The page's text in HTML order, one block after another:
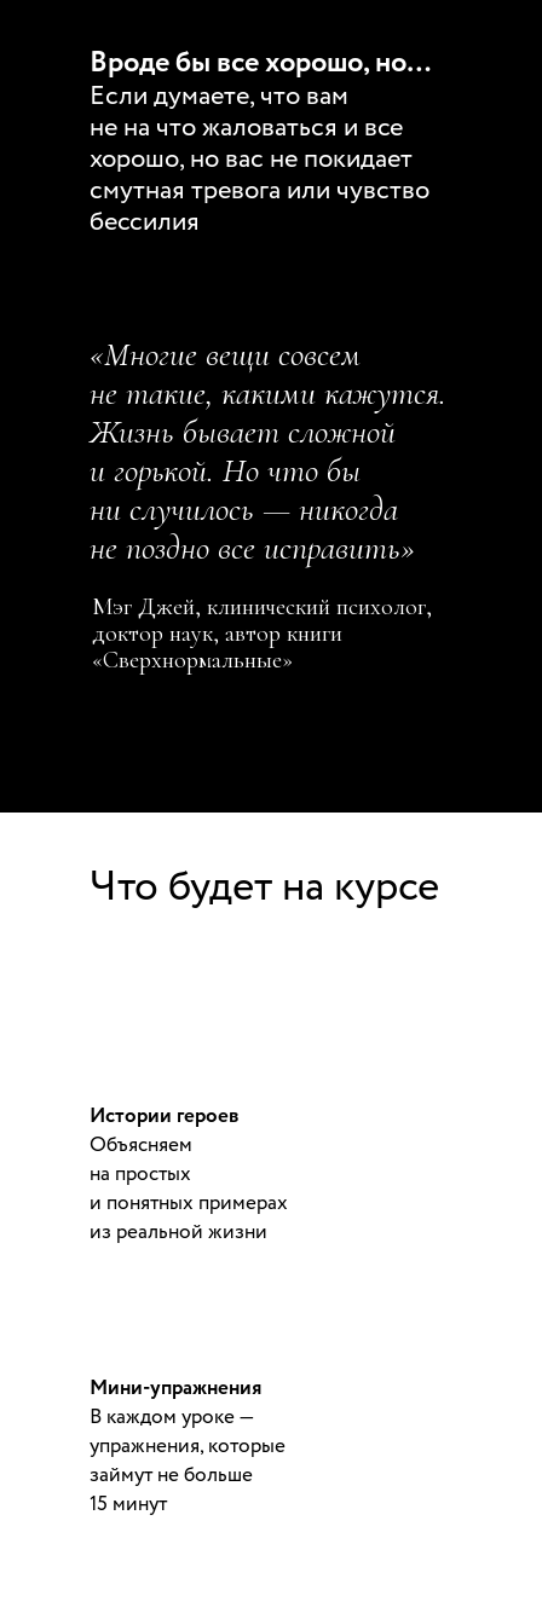
Если думаете, что вам
не на что жаловаться и все
хорошо, но вас не покидает
смутная тревога или чувство
бессилия
Вроде бы все хорошо, но…
«Многие вещи совсем
не такие, какими кажутся.
Жизнь бывает сложной
и горькой. Но что бы
ни случилось — никогда
не поздно все исправить»
Мэг Джей, клинический психолог,
доктор наук, автор книги
«Сверхнормальные»
Мини-упражнения
В каждом уроке —
упражнения, которые
займут не больше
15 минут
Истории героев
Объясняем
на простых
и понятных примерах
из реальной жизни
Что будет на курсе